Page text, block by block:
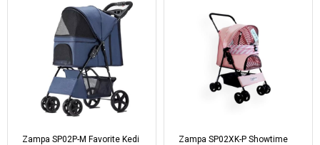
Zampa SP02P-M Favorite Kedi
Zampa SP02XK-P Showtime